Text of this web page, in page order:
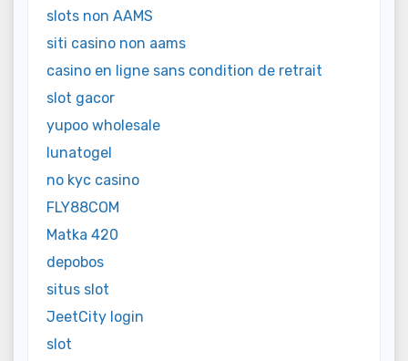
slots non AAMS
siti casino non aams
casino en ligne sans condition de retrait
slot gacor
yupoo wholesale
lunatogel
no kyc casino
FLY88COM
Matka 420
depobos
situs slot
JeetCity login
slot